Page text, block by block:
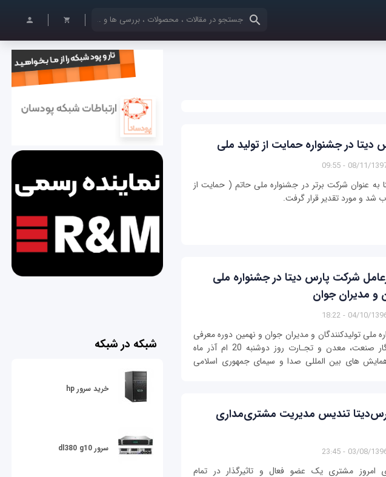
کلمات کلیدی خود را وارد کنید
دیتا در جشنواره حمایت از تولید ملی
08/11/1397 -
به عنوان شرکت برتر در جشنواره ملی حاتم ( حمایت از
شد و مورد تقدیر قرار گرفت.
شرکت پارس دیتا در جشنواره ملی
و مدیران جوان
04/10/1396 -
ملی تولیدکنندگان و مدیران جوان و نهمین دوره معرفی
چهره های ماندگار صنعت، معدن و تجـارت روز دوشنبه 20 ام آذر ماه
همایش های بین المللی صدا و سیمای جمهوری اسلامی
تندیس مدیریت مشتری‌مداری
03/08/1396 -
امروز مشتری یک عضو فعال و تاثیرگذار در تمام
شبکه در شبکه
خرید سرور hp
سرور dl380 g10